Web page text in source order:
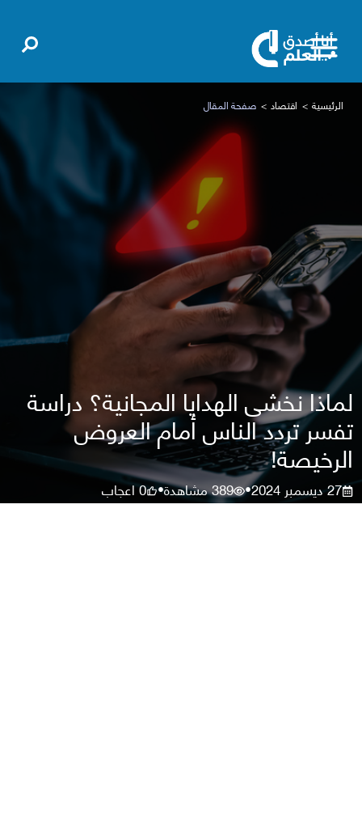
الرئيسية اقتصاد صفحة المقال
لماذا نخشى الهدايا المجانية؟ دراسة
تفسر تردد الناس أمام العروض
الرخيصة!
27 ديسمبر 2024 •
389مشاهدة•
0اعجاب